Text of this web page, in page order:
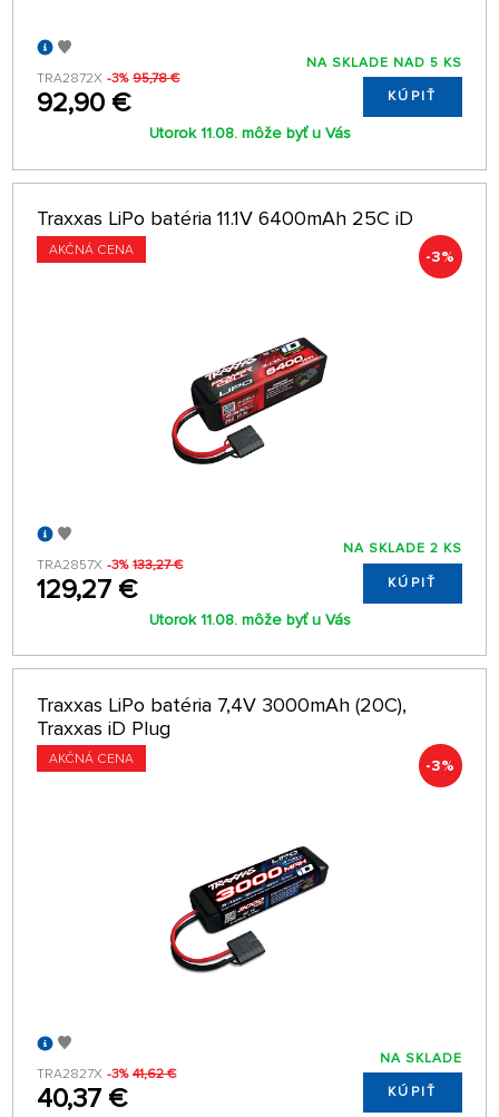
TRA2872X -3% 95,78 €
92,90 €
NA SKLADE NAD 5 KS
KÚPIŤ
Utorok 11.08. môže byť u Vás
Traxxas LiPo batéria 11.1V 6400mAh 25C iD
AKČNÁ CENA -3%
TRA2857X -3% 133,27 €
129,27 €
NA SKLADE 2 KS
KÚPIŤ
Utorok 11.08. môže byť u Vás
Traxxas LiPo batéria 7,4V 3000mAh (20C),
Traxxas iD Plug
AKČNÁ CENA -3%
TRA2827X -3% 41,62 €
40,37 €
NA SKLADE
KÚPIŤ